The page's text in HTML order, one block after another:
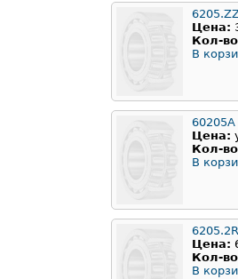
Цена:
Кол-
В
60205А
Цена:
Кол-
В
Цена:
Кол-
В